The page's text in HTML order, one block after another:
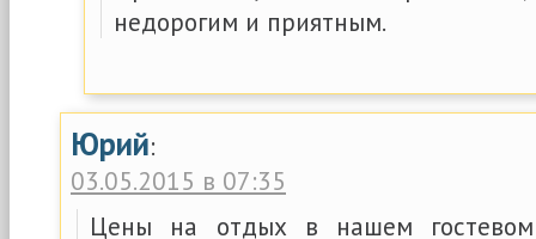
недорогим и приятным.
Юрий:
03.05.2015 в 07:35
Цены на отдых в нашем гостевом